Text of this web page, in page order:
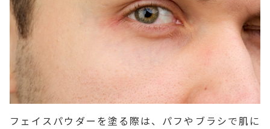
フェイスパウダーを塗る際は、パフやブラシで肌に